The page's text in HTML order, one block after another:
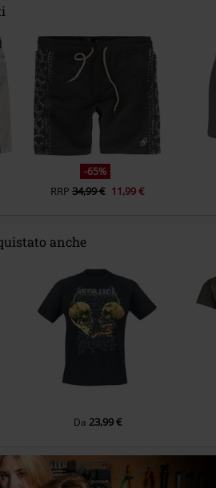
-65%
RRP 34,99 € 11,99 €
anche
Da 23,99 €